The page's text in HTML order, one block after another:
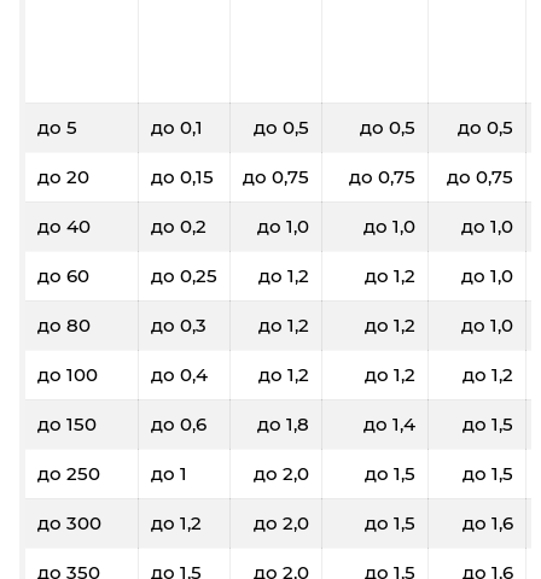
до 5 до 0,1 до 0,5 до 0,5 до 0,5
до 20 до 0,15 до 0,75 до 0,75 до 0,75
до 40 до 0,2 до 1,0 до 1,0 до 1,0
до 60 до 0,25 до 1,2 до 1,2 до 1,0
до 80 до 0,3 до 1,2 до 1,2 до 1,0
до 100 до 0,4 до 1,2 до 1,2 до 1,2
до 150 до 0,6 до 1,8 до 1,4 до 1,5
до 250 до 1 до 2,0 до 1,5 до 1,5
до 300 до 1,2 до 2,0 до 1,5 до 1,6
до 350 до 1,5 до 2,0 до 1,5 до 1,6